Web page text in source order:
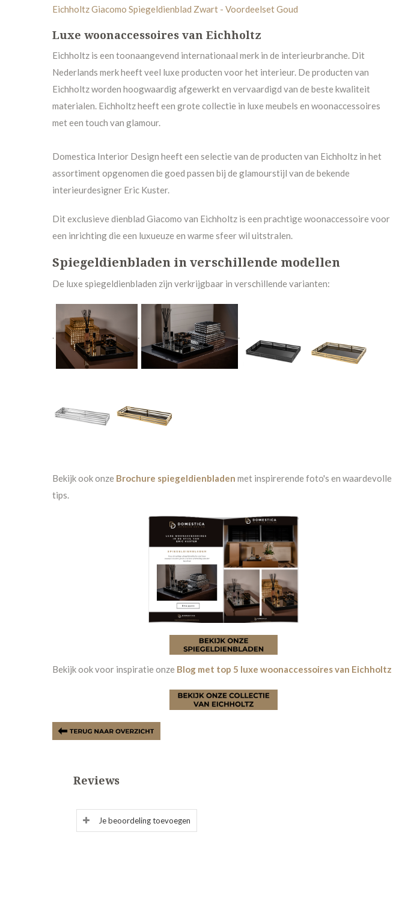
Eichholtz Giacomo Spiegeldienblad Zwart - Voordeelset Goud
Luxe woonaccessoires van Eichholtz
Eichholtz is een toonaangevend internationaal merk in de interieurbranche. Dit
Nederlands merk heeft veel luxe producten voor het interieur. De producten van
Eichholtz worden hoogwaardig afgewerkt en vervaardigd van de beste kwaliteit
materialen. Eichholtz heeft een grote collectie in luxe meubels en woonaccessoires
met een touch van glamour.
Domestica Interior Design heeft een selectie van de producten van Eichholtz in het
assortiment opgenomen die goed passen bij de glamourstijl van de bekende
interieurdesigner Eric Kuster.
Dit exclusieve dienblad Giacomo van Eichholtz is een prachtige woonaccessoire voor
een inrichting die een luxueuze en warme sfeer wil uitstralen.
Spiegeldienbladen in verschillende modellen
De luxe spiegeldienbladen zijn verkrijgbaar in verschillende varianten:
Bekijk ook onze Brochure spiegeldienbladen met inspirerende foto's en waardevolle
tips.
Bekijk ook voor inspiratie onze Blog met top 5 luxe woonaccessoires van Eichholtz
Reviews
Je beoordeling toevoegen